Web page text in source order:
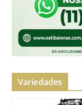
Variedades